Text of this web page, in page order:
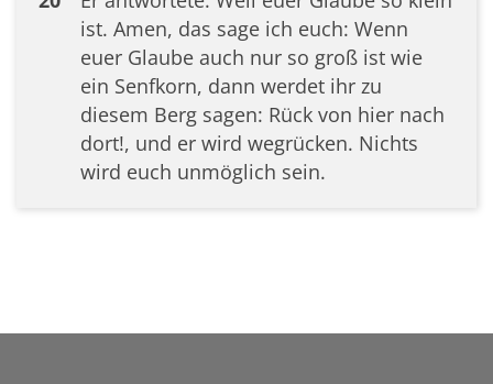
ist. Amen, das sage ich euch: Wenn
euer Glaube auch nur so groß ist wie
ein Senfkorn, dann werdet ihr zu
diesem Berg sagen: Rück von hier nach
dort!, und er wird wegrücken. Nichts
wird euch unmöglich sein.